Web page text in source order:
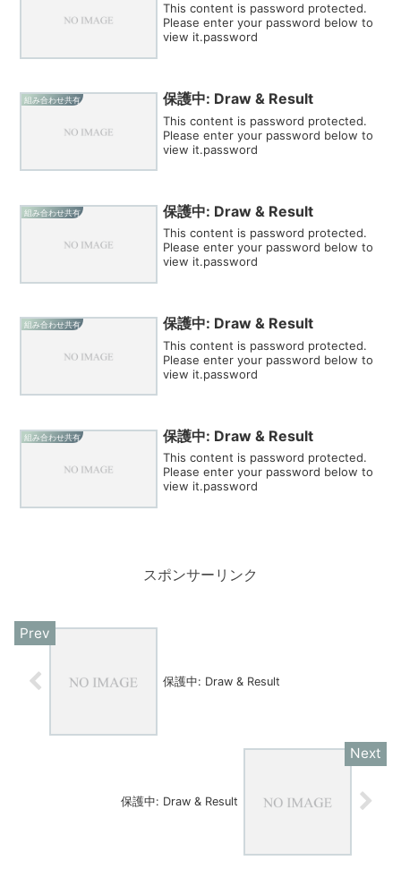
This content is password protected.
Please enter your password below to
view it.password
組み合わせ共有 保護中: Draw & Result
This content is password protected.
Please enter your password below to
view it.password
組み合わせ共有 保護中: Draw & Result
This content is password protected.
Please enter your password below to
view it.password
組み合わせ共有 保護中: Draw & Result
This content is password protected.
Please enter your password below to
view it.password
組み合わせ共有 保護中: Draw & Result
This content is password protected.
Please enter your password below to
view it.password
スポンサーリンク
保護中: Draw & Result
保護中: Draw & Result